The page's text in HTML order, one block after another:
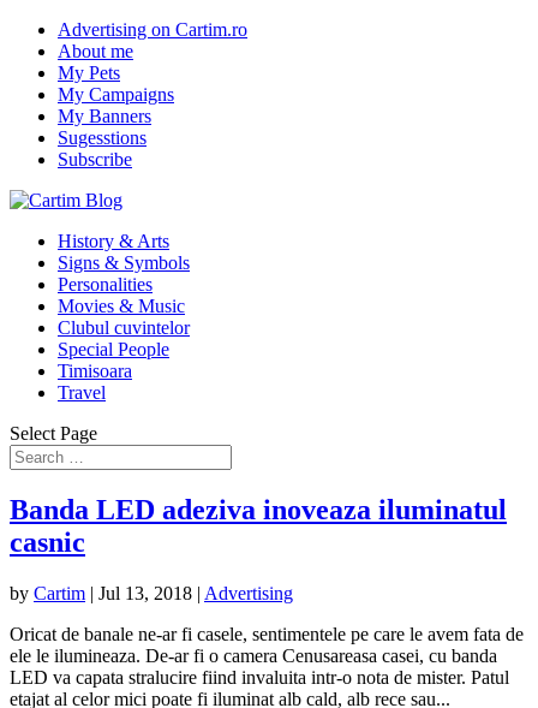
Advertising on Cartim.ro
About me
My Pets
My Campaigns
My Banners
Sugesstions
Subscribe
History & Arts
Signs & Symbols
Personalities
Movies & Music
Clubul cuvintelor
Special People
Timisoara
Travel
Select Page
Banda LED adeziva inoveaza iluminatul
casnic
by Cartim | Jul 13, 2018 | Advertising
Oricat de banale ne-ar fi casele, sentimentele pe care le avem fata de
ele le ilumineaza. De-ar fi o camera Cenusareasa casei, cu banda
LED va capata stralucire fiind invaluita intr-o nota de mister. Patul
etajat al celor mici poate fi iluminat alb cald, alb rece sau...